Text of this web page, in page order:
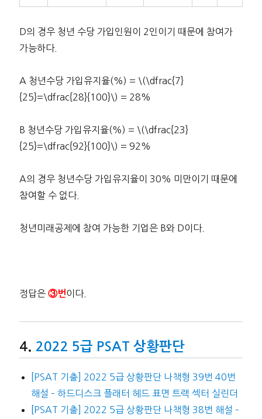
D의 경우 청년 수당 가입인원이 2인이기 때문에 참여가
가능하다.
A 청년수당 가입유지율(%) = \(\dfrac{7}
{25}=\dfrac{28}{100}\) = 28%
B 청년수당 가입유지율(%) = \(\dfrac{23}
{25}=\dfrac{92}{100}\) = 92%
A의 경우 청년수당 가입유지율이 30% 미만이기 때문에
참여할 수 없다.
청년미래공제에 참여 가능한 기업은 B와 D이다.
정답은③번 이다.
2022 5급 PSAT 상황판단
[PSAT 기출] 2022 5급 상황판단 나책형 39번 40번
해설 – 하드디스크 플래터 헤드 표면 트랙 섹터 실린더
[PSAT 기출] 2022 5급 상황판단 나책형 38번 해설 –